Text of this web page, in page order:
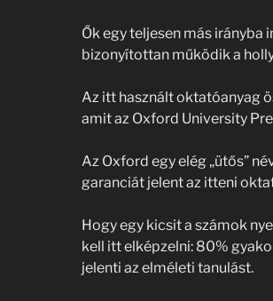
Ők egy teljesen más irányba
bizonyítottan működik a
Az itt használt oktatóanyag
amit az Oxford University
Az Oxford egy elég „ütős”
garanciát jelent az itteni
Hogy egy kicsit a számok
kell itt elképzelni: 80%
jelenti az elméleti tanulást.